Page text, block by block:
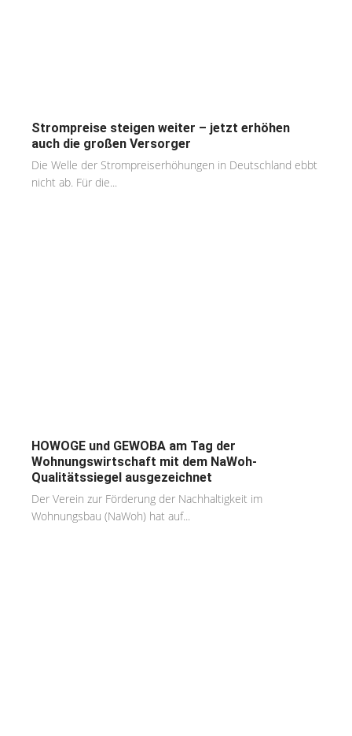
Strompreise steigen weiter – jetzt erhöhen
auch die großen Versorger
Die Welle der Strompreiserhöhungen in Deutschland ebbt
nicht ab. Für die...
HOWOGE und GEWOBA am Tag der
Wohnungswirtschaft mit dem NaWoh-
Qualitätssiegel ausgezeichnet
Der Verein zur Förderung der Nachhaltigkeit im
Wohnungsbau (NaWoh) hat auf...